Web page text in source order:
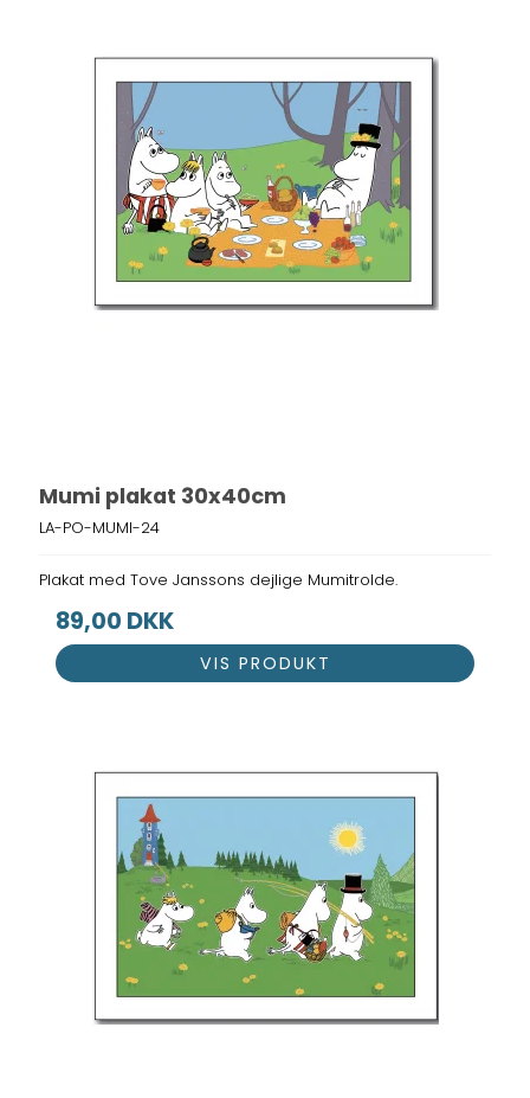
Mumi plakat 30x40cm
LA-PO-MUMI-24
Plakat med Tove Janssons dejlige Mumitrolde.
89,00 DKK
VIS PRODUKT